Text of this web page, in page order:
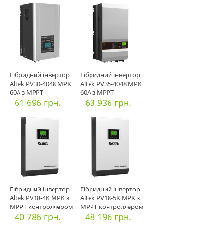
Гібридний інвертор
Altek PV30-4048 MPK
60А з MPPT
контролеро
61 696 грн.
Гібридний інвертор
Altek PV35-4048 MPK
60А з MPPT
контролеро
63 936 грн.
Гібридний інвертор
Altek PV18-4K MPK з
МРРТ контроллером
60А
40 786 грн.
Гібридний інвертор
Altek PV18-5K MPK з
МРРТ контроллером
6048 196 грн.